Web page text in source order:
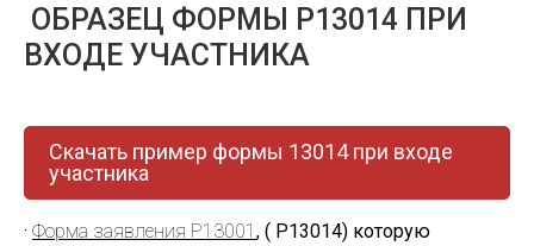
ОБРАЗЕЦ ФОРМЫ Р13014 ПРИ
ВХОДЕ УЧАСТНИКА
Скачать пример формы 13014 при входе
участника
· Форма заявления Р13001 , ( Р13014) которую